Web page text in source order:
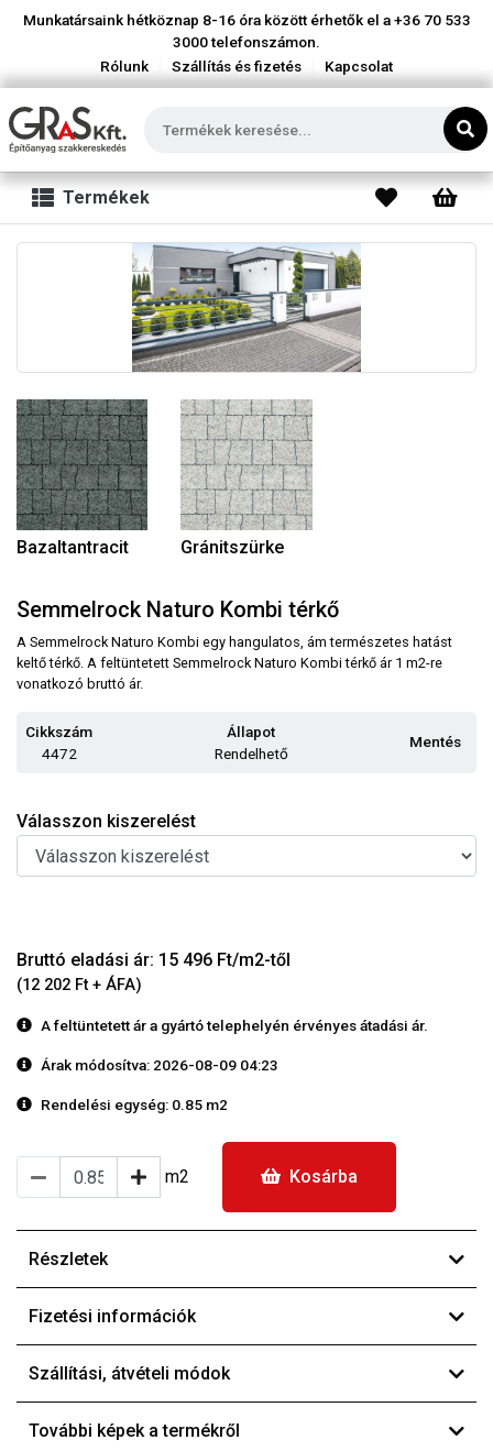
Munkatársaink hétköznap 8-16 óra között érhetők el a+36 70 533
3000telefonszámon.
Rólunk
Szállítás és fizetés Kapcsolat
Termékek
Bazaltantracit Gránitszürke
Semmelrock Naturo Kombi térkő
A Semmelrock Naturo Kombi egy hangulatos, ám természetes hatást
keltő térkő. A feltüntetett Semmelrock Naturo Kombi térkő ár 1 m2-re
vonatkozó bruttó ár.
Cikkszám
4472
Állapot
Rendelhető
Mentés
Válasszon kiszerelést
Bruttó eladási ár: 15 496 Ft/m2-től
(12 202 Ft + ÁFA)
A feltüntetett ár a gyártó telephelyén érvényes átadási ár.
Árak módosítva: 2026-08-09 04:23
Rendelési egység: 0.85 m2
m2 Kosárba
Részletek
Fizetési információk
Szállítási, átvételi módok
További képek a termékről